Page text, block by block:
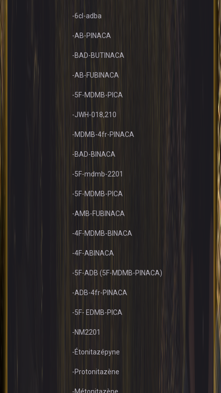
-6cl-adba
-AB-PINACA
-BAD-BUTINACA
-AB-FUBINACA
-5F-MDMB-PICA
-JWH-018,210
-MDMB-4fr-PINACA
-BAD-BINACA
-5F-mdmb-2201
-5F-MDMB-PICA
-AMB-FUBINACA
-4F-MDMB-BINACA
-4F-ABINACA
-5F-ADB (5F-MDMB-PINACA)
-ADB-4fr-PINACA
-5F- EDMB-PICA
-NM2201
-Étonitazépyne
-Protonitazène